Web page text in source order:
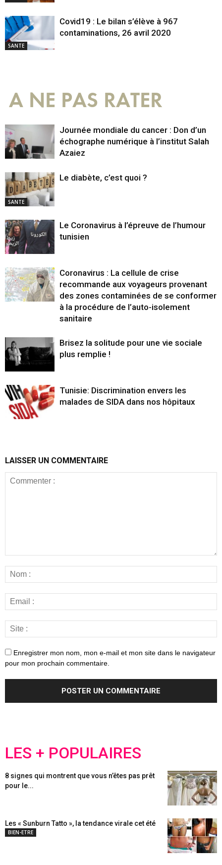
SANTE
Covid19 : Le bilan s’élève à 967
contaminations, 26 avril 2020
A NE PAS RATER
Journée mondiale du cancer : Don d’un
échographe numérique à l’institut Salah
Azaiez
SANTE
Le diabète, c’est quoi ?
Le Coronavirus à l’épreuve de l’humour
tunisien
Coronavirus : La cellule de crise
recommande aux voyageurs provenant
des zones contaminées de se conformer
à la procédure de l’auto-isolement
sanitaire
Brisez la solitude pour une vie sociale
plus remplie !
Tunisie: Discrimination envers les
malades de SIDA dans nos hôpitaux
LAISSER UN COMMENTAIRE
Enregistrer mon nom, mon e-mail et mon site dans le navigateur
pour mon prochain commentaire.
LES + POPULAIRES
8 signes qui montrent que vous n’êtes pas prêt
pour le...
Les « Sunburn Tatto », la tendance virale cet été
BIEN-ETRE